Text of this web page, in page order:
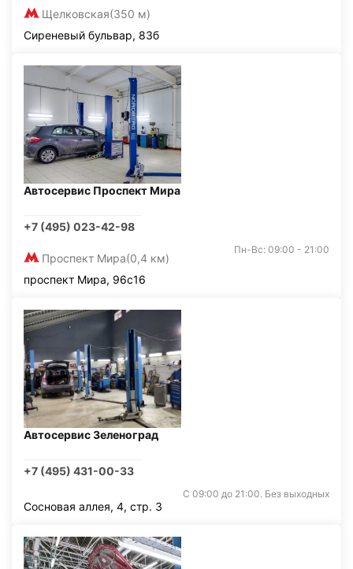
Щелковская(350 м)
Сиреневый бульвар, 83б
Автосервис Проспект Мира
+7 (495) 023-42-98
Проспект Мира(0,4 км)
Пн-Вс: 09:00 - 21:00
проспект Мира, 96с16
Автосервис Зеленоград
+7 (495) 431-00-33
С 09:00 до 21:00. Без выходных
Сосновая аллея, 4, стр. 3